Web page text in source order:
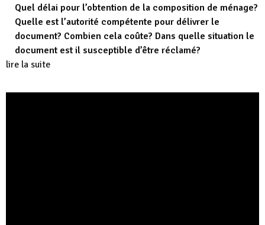
Quel délai pour l’obtention de la composition de ménage?
Quelle est l’autorité compétente pour délivrer le
document? Combien cela coûte? Dans quelle situation le
document est il susceptible d’être réclamé?
lire la suite